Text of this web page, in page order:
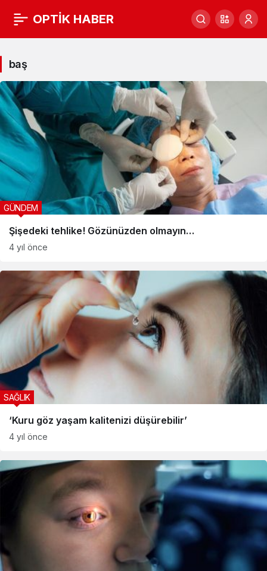
OPTİK HABER
baş
baş
Şişedeki tehlike! Gözünüzden olmayın…
GÜNDEM
4 yıl önce
‘Kuru göz yaşam kalitenizi düşürebilir’
SAĞLIK
4 yıl önce